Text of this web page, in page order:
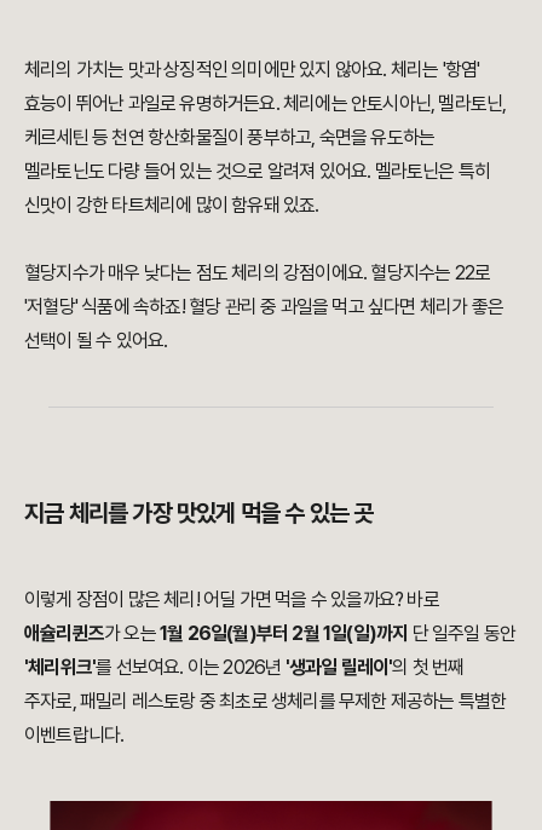
체리의 가치는 맛과 상징적인 의미에만 있지 않아요. 체리는 '항염'
효능이 뛰어난 과일로 유명하거든요. 체리에는 안토시아닌, 멜라토닌,
케르세틴 등 천연 항산화물질이 풍부하고, 숙면을 유도하는
멜라토닌도 다량 들어 있는 것으로 알려져 있어요. 멜라토닌은 특히
신맛이 강한 타트체리에 많이 함유돼 있죠.
혈당지수가 매우 낮다는 점도 체리의 강점이에요. 혈당지수는 22로
'저혈당' 식품에 속하죠! 혈당 관리 중 과일을 먹고 싶다면 체리가 좋은
선택이 될 수 있어요.
지금 체리를 가장 맛있게 먹을 수 있는 곳
이렇게 장점이 많은 체리! 어딜 가면 먹을 수 있을까요? 바로
애슐리퀸즈가 오는1월 26일(월)부터 2월 1일(일)까지 단 일주일 동안
'체리위크'를 선보여요. 이는 2026년 '생과일 릴레이'의 첫 번째
주자로, 패밀리 레스토랑 중 최초로 생체리를 무제한 제공하는 특별한
이벤트랍니다.